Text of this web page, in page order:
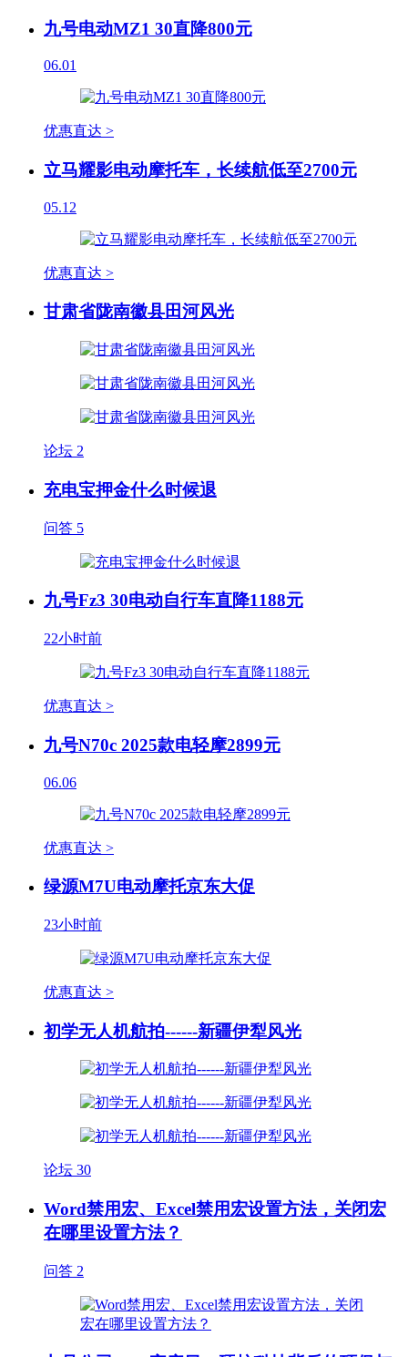
九号电动MZ1 30直降800元
06.01
优惠直达 >
立马耀影电动摩托车，长续航低至2700元
05.12
优惠直达 >
甘肃省陇南徽县田河风光
论坛 2
充电宝押金什么时候退
问答 5
九号Fz3 30电动自行车直降1188元
22小时前
优惠直达 >
九号N70c 2025款电轻摩2899元
06.06
优惠直达 >
绿源M7U电动摩托京东大促
23小时前
优惠直达 >
初学无人机航拍------新疆伊犁风光
论坛 30
Word禁用宏、Excel禁用宏设置方法，关闭宏
在哪里设置方法？
问答 2